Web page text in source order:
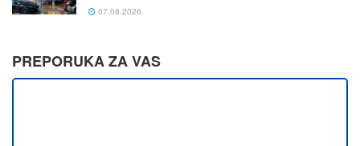
07.08.2026.
PREPORUKA ZA VAS